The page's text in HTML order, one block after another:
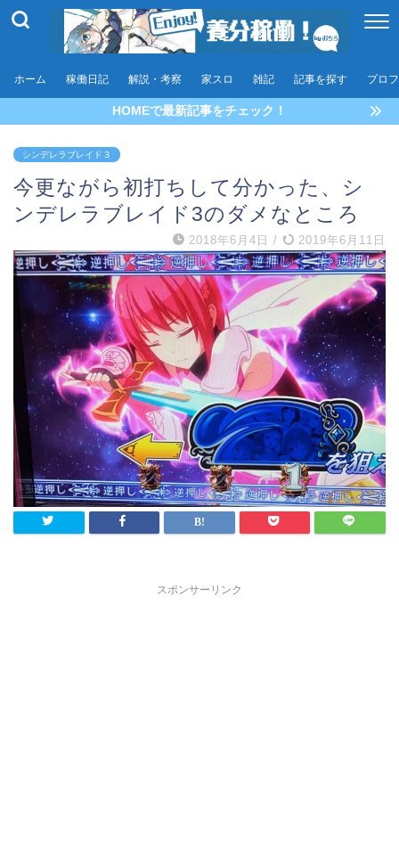
ホーム 稼働日記 解説・考察 家スロ 雑記 記事を探す プロ
HOMEで最新記事をチェック！
シンデレラブレイド３
今更ながら初打ちして分かった、シ
ンデレラブレイド3のダメなところ
2018年6月4日 / 2019年6月11日
スポンサーリンク